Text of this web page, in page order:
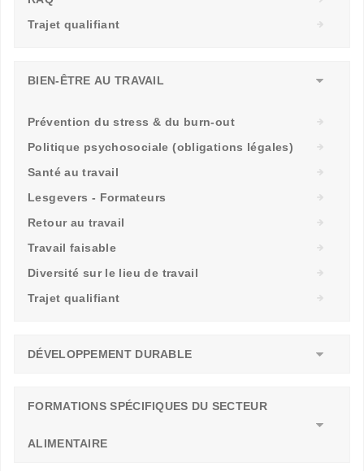
Trajet qualifiant
BIEN-ÊTRE AU TRAVAIL
Prévention du stress & du burn-out
Politique psychosociale (obligations légales)
Santé au travail
Lesgevers - Formateurs
Retour au travail
Travail faisable
Diversité sur le lieu de travail
Trajet qualifiant
DÉVELOPPEMENT DURABLE
FORMATIONS SPÉCIFIQUES DU SECTEUR
ALIMENTAIRE